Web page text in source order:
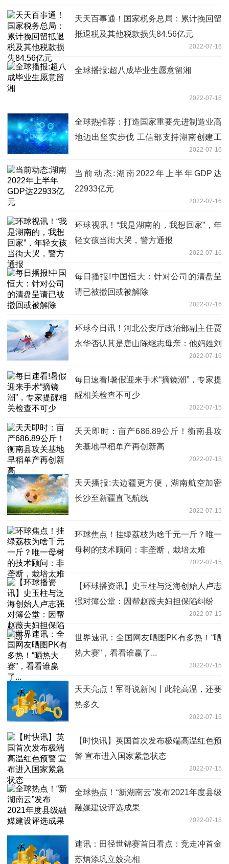
天天百事通！国家税务总局：累计挽回留
抵退税及其他税款损失84.56亿元
2022-07-16
全球播报:超八成毕业生愿意留湘
2022-07-16
全球热推荐：打造国家重要先进制造业高
地迈出坚实步伐 工信部支持湖南创建工
2022-07-16
当前动态:湖南2022年上半年GDP达
22933亿元
2022-07-16
环球视讯！“我是湖南的，我想回家”，年
轻女孩当街大哭，警方通报
2022-07-16
每日播报!中国恒大：针对公司的清盘呈
请已被撤回或被解除
2022-07-16
环球今日讯！河北公安厅政治部副主任贾
永华否认其是唐山陈继志母亲：他妈姓刘
2022-07-16
每日速看!暑假迎来手术“摘镜潮”，专家提
醒相关检查不可少
2022-07-15
天天即时：亩产686.89公斤！衡南县攻
关基地早稻单产再创新高
2022-07-15
天天播报:去边疆更方便，湖南航空加密
长沙至新疆直飞航线
2022-07-15
环球焦点！挂绿荔枝为啥千元一斤？唯一
母树的技术顾问：非垄断，栽培太难
2022-07-15
【环球播资讯】史玉柱与泛海创始人卢志
强对簿公堂：因帮赵薇夫妇担保陷纠纷
2022-07-15
世界速讯：全国网友晒图PK有多热！“晒
热大赛”，看看谁赢了...
2022-07-15
天天亮点！军哥说新闻丨此轮高温，还要
热多久
2022-07-15
【时快讯】英国首次发布极端高温红色预
警 宣布进入国家紧急状态
2022-07-15
全球热点！“新湖南云”发布2021年度县级
融媒建设评选成果
2022-07-15
速讯：田径世锦赛首日看点：竞走冲首金
苏炳添巩立姣亮相